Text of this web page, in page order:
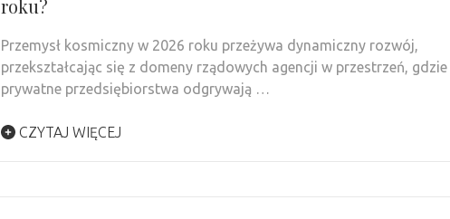
roku?
Przemysł kosmiczny w 2026 roku przeżywa dynamiczny rozwój,
przekształcając się z domeny rządowych agencji w przestrzeń, gdzie
prywatne przedsiębiorstwa odgrywają …
CZYTAJ WIĘCEJ